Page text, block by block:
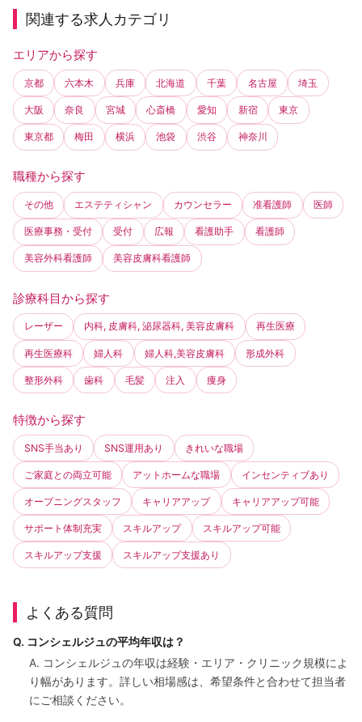
関連する求人カテゴリ
エリアから探す
京都 六本木 兵庫 北海道 千葉 名古屋 埼玉
大阪 奈良 宮城 心斎橋 愛知 新宿 東京
東京都 梅田 横浜 池袋 渋谷 神奈川
職種から探す
その他 エステティシャン カウンセラー 准看護師 医師
医療事務・受付 受付 広報 看護助手 看護師
美容外科看護師 美容皮膚科看護師
診療科目から探す
レーザー 内科, 皮膚科, 泌尿器科, 美容皮膚科 再生医療
再生医療科 婦人科 婦人科,美容皮膚科 形成外科
整形外科 歯科 毛髪 注入 痩身
特徴から探す
SNS手当あり SNS運用あり きれいな職場
ご家庭との両立可能 アットホームな職場 インセンティブあり
オープニングスタッフ キャリアアップ キャリアアップ可能
サポート体制充実 スキルアップ スキルアップ可能
スキルアップ支援 スキルアップ支援あり
よくある質問
Q. コンシェルジュの平均年収は？
A. コンシェルジュの年収は経験・エリア・クリニック規模によ
り幅があります。詳しい相場感は、希望条件と合わせて担当者
にご相談ください。